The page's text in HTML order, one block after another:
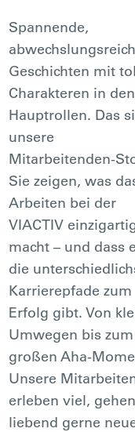
Spannende,
Geschichten mit
Charakteren in den
Hauptrollen. Das
unsere
Mitarbeitenden-
Sie zeigen, was
Arbeiten bei der
VIACTIV
macht – und dass
die
Karrierepfade zum
Erfolg gibt. Von
Umwegen bis zum
großen Aha-
Unsere
erleben viel, gehen
liebend gerne